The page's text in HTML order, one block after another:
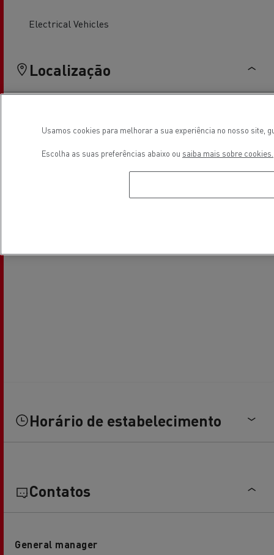
Electrical Vehicles
Localização
Horário de estabelecimento
Contatos
General manager
Usamos cookies para melhorar a sua experiência no nosso site,
Escolha as suas preferências abaixo ou saiba mais sobre cookies.